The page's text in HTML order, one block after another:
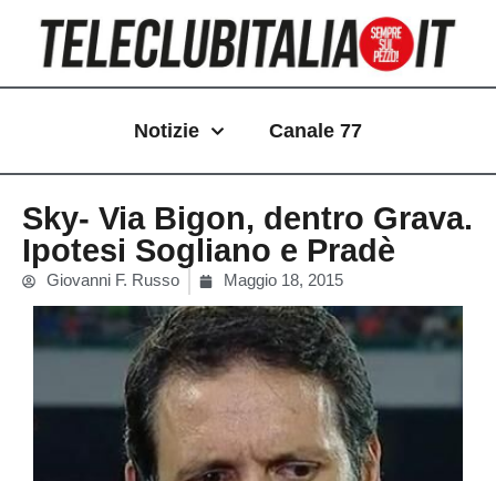
contenuto
Notizie Canale 77
Sky- Via Bigon, dentro Grava.
Ipotesi Sogliano e Pradè
Giovanni F. Russo Maggio 18, 2015